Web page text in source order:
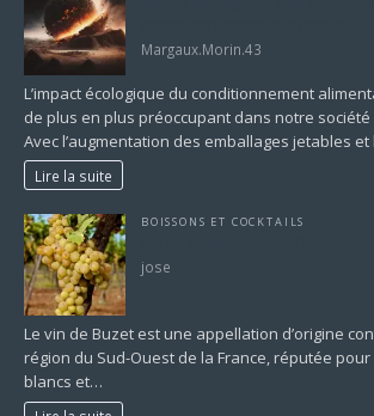
Margaux.Morin.43
L’impact écologique du conditionnement
de plus en plus préoccupant dans notre
Avec l’augmentation des emballages jetables
Lire la suite
BOISSONS ET COCKTAILS
jose
Le vin de Buzet est une appellation d’origine
région du Sud-Ouest de la France, réputée
blancs et…